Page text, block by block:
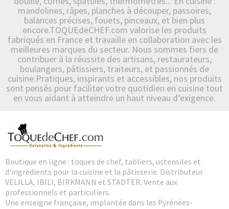
mandolines, râpes, planches à découper, passoires,
balances précises, fouets, pinceaux, et bien plus
encore.TOQUEdeCHEF.com valorise les produits
fabriqués en France et travaille en collaboration avec les
meilleures marques du secteur. Nous sommes fiers de
contribuer à la réussite des artisans, restaurateurs,
boulangers, pâtissiers, traiteurs, et passionnés de
cuisine.Pratiques, inspirants et accessibles, nos produits
sont pensés pour faciliter votre quotidien en cuisine tout
en vous aidant à atteindre un haut niveau d’exigence.
Boutique en ligne : toques de chef, tabliers, ustensiles et
d'ingrédients pour la cuisine et la pâtisserie. Distributeur
VELILLA, IBILI, BIRKMANN et STADTER. Vente aux
professionnels et particuliers.
Une enseigne française, implantée dans les Pyrénées-